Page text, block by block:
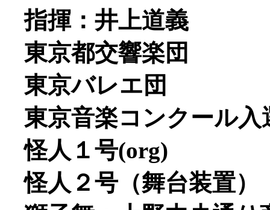
指揮：井上道義
東京都交響楽団
東京バレエ団
東京音楽コンクール
怪人１号(org)
怪人２号（舞台装置）